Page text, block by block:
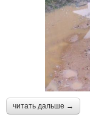
читать дальше →